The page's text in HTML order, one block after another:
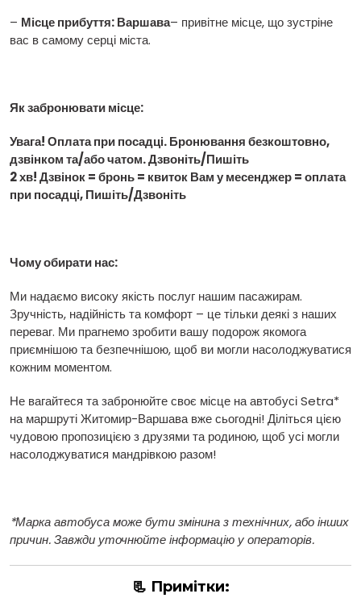
– Місце прибуття: Варшава– привітне місце, що зустріне
вас в самому серці міста.
Як забронювати місце:
Увага! Оплата при посадці. Бронювання безкоштовно,
дзвінком та/або чатом. Дзвоніть/Пишіть
2 хв! Дзвінок = бронь = квиток Вам у месенджер = оплата
при посадці, Пишіть/Дзвоніть
Чому обирати нас:
Ми надаємо високу якість послуг нашим пасажирам.
Зручність, надійність та комфорт – це тільки деякі з наших
переваг. Ми прагнемо зробити вашу подорож якомога
приємнішою та безпечнішою, щоб ви могли насолоджуватися
кожним моментом.
Не вагайтеся та забронюйте своє місце на автобусі Setra*
на маршруті Житомир-Варшава вже сьогодні! Діліться цією
чудовою пропозицією з друзями та родиною, щоб усі могли
насолоджуватися мандрівкою разом!
*Марка автобуса може бути змінина з технічних, або інших
причин. Завжди уточнюйте інформацію у операторів.
📃 Примітки: